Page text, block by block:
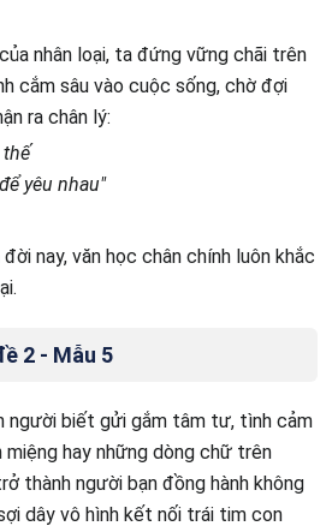
nhân loại, ta đứng vững chãi trên
cắm sâu vào cuộc sống, chờ đợi
ra chân lý:
thế
yêu nhau"
nay, văn học chân chính luôn khắc
2 - Mẫu 5
người biết gửi gắm tâm tư, tình cảm
hay những dòng chữ trên
thành người bạn đồng hành không
dây vô hình kết nối trái tim con